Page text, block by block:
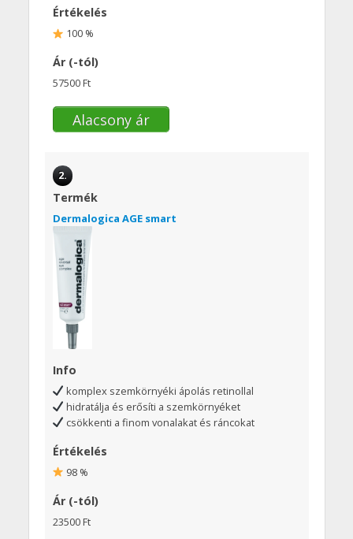
Értékelés
100 %
Ár (-tól)
57500 Ft
Alacsony ár
2.
Termék
Dermalogica AGE smart
Info
komplex szemkörnyéki ápolás retinollal
hidratálja és erősíti a szemkörnyéket
csökkenti a finom vonalakat és ráncokat
Értékelés
98 %
Ár (-tól)
23500 Ft